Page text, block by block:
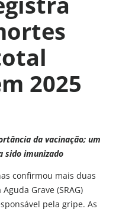
2025
da vacinação; um
sido imunizado
confirmou mais duas
Grave (SRAG)
pela gripe. As